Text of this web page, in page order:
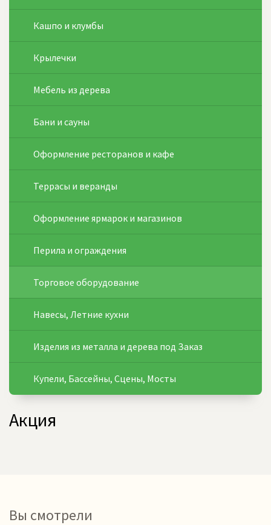
Кашпо и клумбы
Крылечки
Мебель из дерева
Бани и сауны
Оформление ресторанов и кафе
Террасы и веранды
Оформление ярмарок и магазинов
Перила и ограждения
Торговое оборудование
Навесы, Летние кухни
Изделия из металла и дерева под Заказ
Купели, Бассейны, Сцены, Мосты
Акция
Вы смотрели